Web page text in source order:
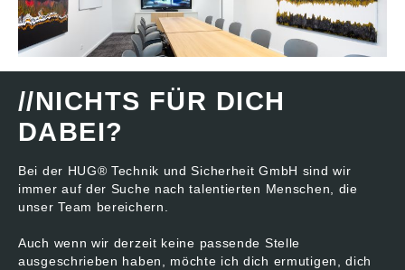
//NICHTS FÜR DICH
DABEI?
Bei der HUG® Technik und Sicherheit GmbH sind wir
immer auf der Suche nach talentierten Menschen, die
unser Team bereichern.
Auch wenn wir derzeit keine passende Stelle
ausgeschrieben haben, möchte ich dich ermutigen, dich